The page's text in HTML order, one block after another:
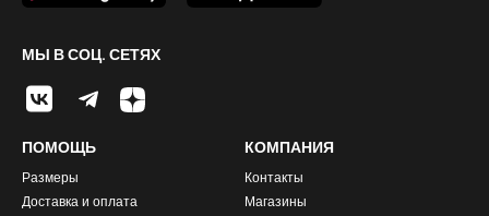
МЫ В СОЦ. СЕТЯХ
ПОМОЩЬ
Размеры
Доставка и оплата
КОМПАНИЯ
Контакты
Магазины